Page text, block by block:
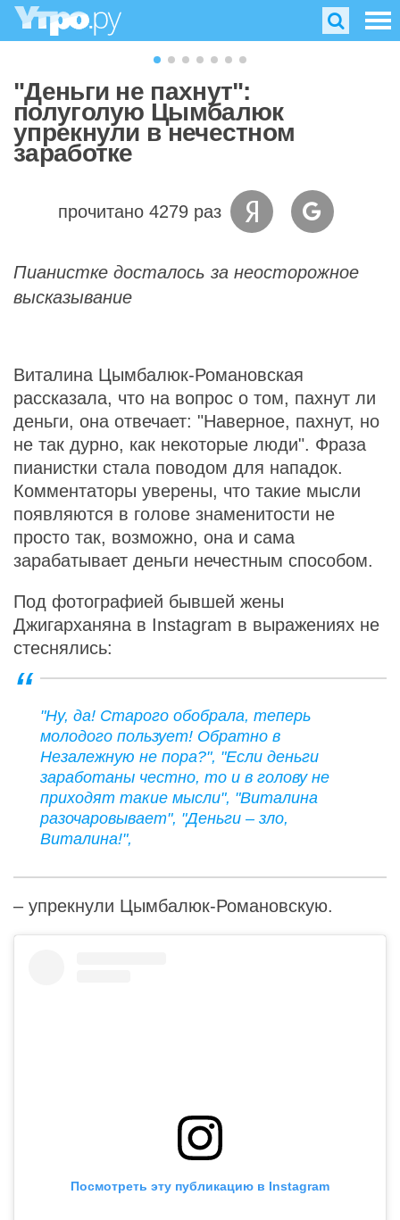
"Деньги не пахнут":
полуголую Цымбалюк
упрекнули в нечестном
заработке
прочитано 4279 раз
Пианистке досталось за неосторожное
высказывание
Виталина Цымбалюк-Романовская
рассказала, что на вопрос о том, пахнут ли
деньги, она отвечает: "Наверное, пахнут, но
не так дурно, как некоторые люди". Фраза
пианистки стала поводом для нападок.
Комментаторы уверены, что такие мысли
появляются в голове знаменитости не
просто так, возможно, она и сама
зарабатывает деньги нечестным способом.
Под фотографией бывшей жены
Джигарханяна в Instagram в выражениях не
стеснялись:
"Ну, да! Старого обобрала, теперь
молодого пользует! Обратно в
Незалежную не пора?", "Если деньги
заработаны честно, то и в голову не
приходят такие мысли", "Виталина
разочаровывает", "Деньги – зло,
Виталина!",
– упрекнули Цымбалюк-Романовскую.
Посмотреть эту публикацию в Instagram